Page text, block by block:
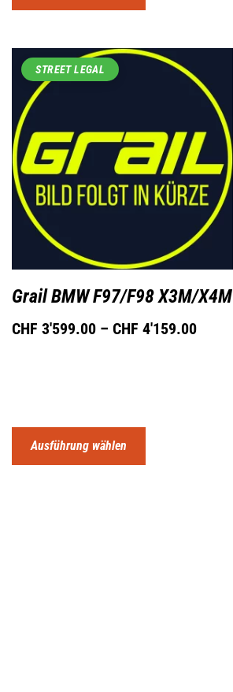
STREET LEGAL
Grail BMW F97/F98 X3M/X4M
CHF 3'599.00 –CHF 4'159.00
Ausführung wählen